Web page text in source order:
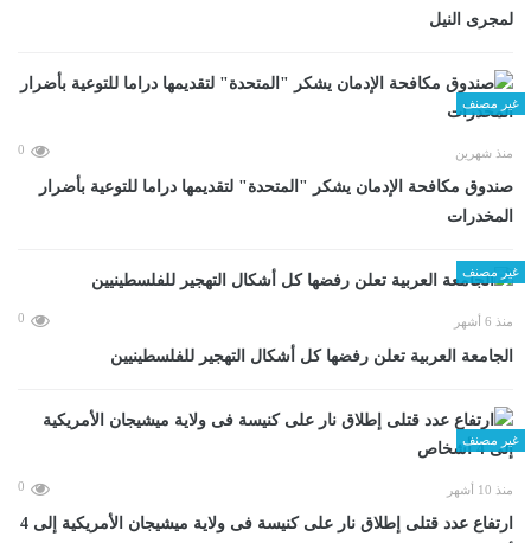
لمجرى النيل
غير مصنف
منذ شهرين 0
صندوق مكافحة الإدمان يشكر "المتحدة" لتقديمها دراما للتوعية بأضرار
المخدرات
غير مصنف
منذ 6 أشهر 0
الجامعة العربية تعلن رفضها كل أشكال التهجير للفلسطينيين
غير مصنف
منذ 10 أشهر 0
ارتفاع عدد قتلى إطلاق نار على كنيسة فى ولاية ميشيجان الأمريكية إلى 4